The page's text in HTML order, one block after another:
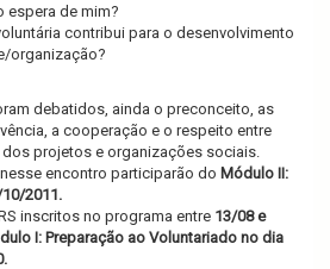
de mim?
contribui para o desenvolvimento
organização?
debatidos, ainda o preconceito, as
a cooperação e o respeito entre
projetos e organizações sociais.
encontro participarão do Módulo II:
2011.
inscritos no programa entre 13/08 e
I: Preparação ao Voluntariado no dia